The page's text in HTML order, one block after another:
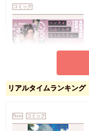
コミック
ヘンタイSubくんは待
典・小冊子＋アクリル
スタンド】
有償特典・『ヘンタイ
Subくんは待てができ
リアルタイムランキング
New コミック